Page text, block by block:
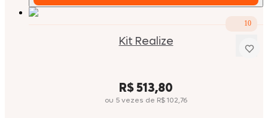
Kit Realize
Price:
R$ 513,80
ou 5vezes de R$ 102,76
10